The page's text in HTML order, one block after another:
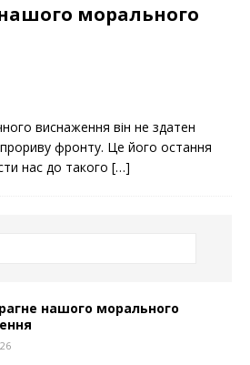
морального
виснаження він не здатен
фронту. Це його остання
нас до такого […]
нашого морального